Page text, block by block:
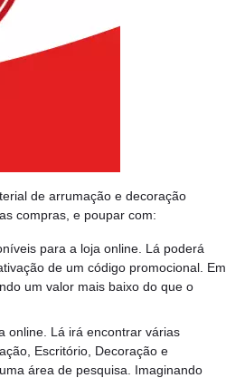
de arrumação e decoração
compras, e poupar com:
para a loja online. Lá poderá
de um código promocional. Em
um valor mais baixo do que o
online. Lá irá encontrar várias
Escritório, Decoração e
área de pesquisa. Imaginando